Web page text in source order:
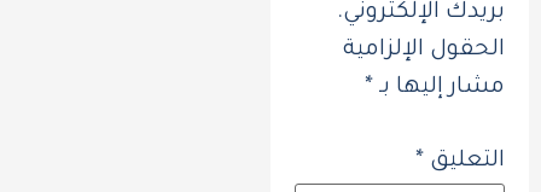
بريدك الإلكتروني.
الحقول الإلزامية
مشار إليها بـ *
التعليق *